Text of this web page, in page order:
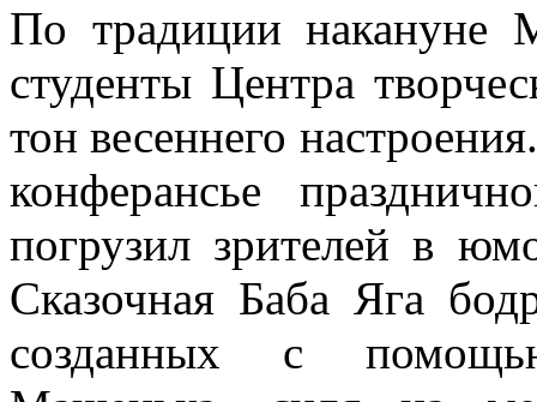
По традиции накануне
студенты Центра
тон весеннего
конферансье
погрузил зрителей в
Сказочная Баба Яга
созданных с